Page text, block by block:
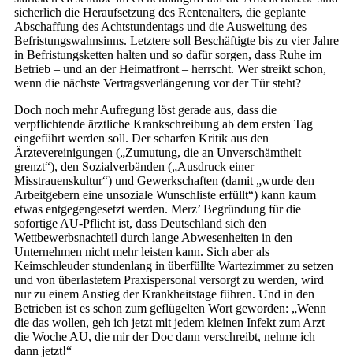
sicherlich die Heraufsetzung des Rentenalters, die geplante
Abschaffung des Achtstundentags und die Ausweitung des
Befristungswahnsinns. Letztere soll Beschäftigte bis zu vier Jahre
in Befristungsketten halten und so dafür sorgen, dass Ruhe im
Betrieb – und an der Heimatfront – herrscht. Wer streikt schon,
wenn die nächste Vertragsverlängerung vor der Tür steht?
Doch noch mehr Aufregung löst gerade aus, dass die
verpflichtende ärztliche Krankschreibung ab dem ersten Tag
eingeführt werden soll. Der scharfen Kritik aus den
Ärztevereinigungen („Zumutung, die an Unverschämtheit
grenzt“), den Sozialverbänden („Ausdruck einer
Misstrauenskultur“) und Gewerkschaften (damit „wurde den
Arbeitgebern eine unsoziale Wunschliste erfüllt“) kann kaum
etwas entgegengesetzt werden. Merz’ Begründung für die
sofortige AU-Pflicht ist, dass Deutschland sich den
Wettbewerbsnachteil durch lange Abwesenheiten in den
Unternehmen nicht mehr leisten kann. Sich aber als
Keimschleuder stundenlang in überfüllte Wartezimmer zu setzen
und von überlastetem Praxispersonal versorgt zu werden, wird
nur zu einem Anstieg der Krankheitstage führen. Und in den
Betrieben ist es schon zum geflügelten Wort geworden: „Wenn
die das wollen, geh ich jetzt mit jedem kleinen Infekt zum Arzt –
die Woche AU, die mir der Doc dann verschreibt, nehme ich
dann jetzt!“